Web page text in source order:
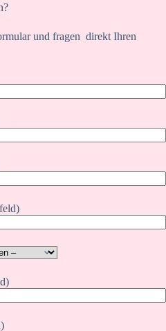
und fragen direkt Ihren